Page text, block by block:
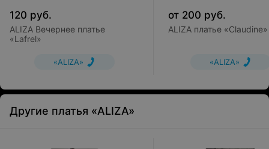
120 руб.
ALIZA Вечернее платье
«Lafrel»
«ALIZA»
от 200 руб.
ALIZA платье «Claudine»
«ALIZA»
Другие платья «ALIZA»